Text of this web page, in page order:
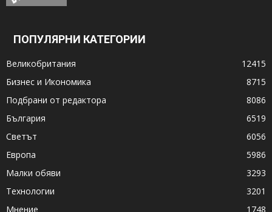
ПОПУЛЯРНИ КАТЕГОРИИ
Великобритания
12415
Бизнес и Икономика
8715
Подбрани от редактора
8086
България
6519
Светът
6056
Европа
5986
Малки обяви
3293
Технологии
3201
Мнение
1748